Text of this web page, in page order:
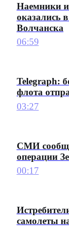
Наемники
оказались
Волчанска
06:59
Telegraph:
флота
03:27
СМИ
операции
00:17
самолеты